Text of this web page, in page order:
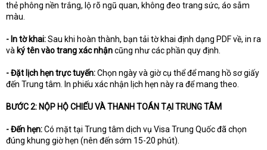
thẻ phông nền trắng, lộ rõ ngũ quan, không đeo trang sức, áo sẫm
màu.
- In tờ khai:Sau khi hoàn thành, bạn tải tờ khai định dạng PDF về, in ra
và ký tên vào trang xác nhậncũng như các phần quy định.
- Đặt lịch hẹn trực tuyến:Chọn ngày và giờ cụ thể để mang hồ sơ giấy
đến Trung tâm. In phiếu xác nhận lịch hẹn này ra để mang theo.
BƯỚC 2: NỘP HỘ CHIẾU VÀ THANH TOÁN TẠI TRUNG TÂM
- Đến hẹn:Có mặt tại Trung tâm dịch vụ Visa Trung Quốc đã chọn
đúng khung giờ hẹn (nên đến sớm 15-20 phút).